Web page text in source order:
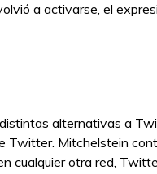
a activarse, el
alternativas a
Mitchelstein
cualquier otra red,